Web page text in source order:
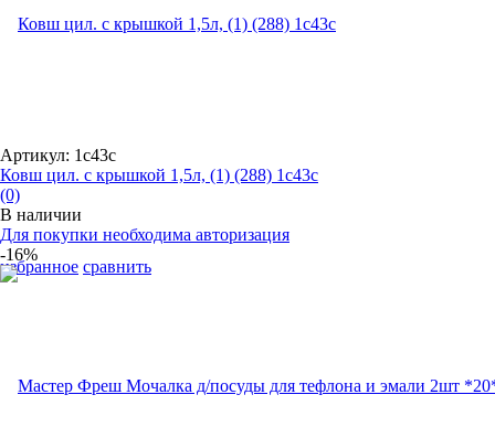
избранное сравнить
Артикул: 1с43с
Ковш цил. с крышкой 1,5л, (1) (288) 1с43с
(0)
В наличии
Для покупки необходима авторизация
-16%